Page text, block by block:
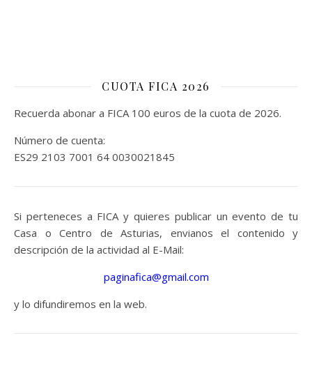
CUOTA FICA 2026
Recuerda abonar a FICA 100 euros de la cuota de 2026.
Número de cuenta:
ES29 2103 7001 64 0030021845
Si perteneces a FICA y quieres publicar un evento de tu
Casa o Centro de Asturias, envianos el contenido y
descripción de la actividad al E-Mail:
paginafica@gmail.com
y lo difundiremos en la web.